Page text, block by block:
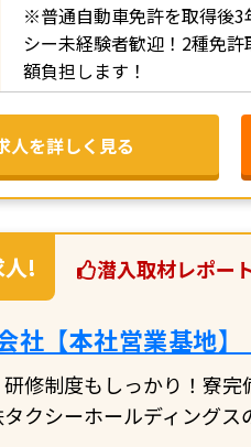
※普通自動車免許を取得後3
シー未経験者歓迎！2種免
額負担します！
人を詳しく見る
人! 潜入取材レポー
社【本社営業基地】
修制度もしっかり！寮
クシーホールディングス